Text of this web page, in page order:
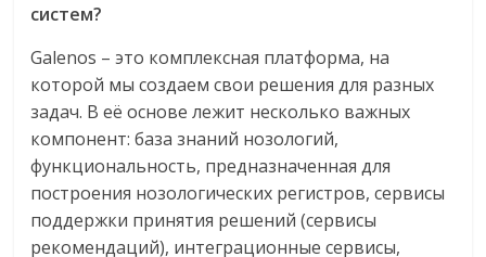
систем?
Galenos – это комплексная платформа, на
которой мы создаем свои решения для разных
задач. В её основе лежит несколько важных
компонент: база знаний нозологий,
функциональность, предназначенная для
построения нозологических регистров, сервисы
поддержки принятия решений (сервисы
рекомендаций), интеграционные сервисы,